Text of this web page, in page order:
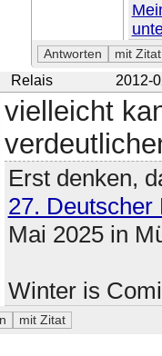
Relais 2012-
vielleicht
Erst denken,
27.
Mai 2025 in
Winter is